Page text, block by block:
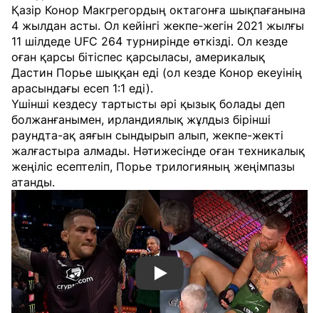
Қазір Конор Макгрегордың октагонға шықпағанына
4 жылдан асты. Ол кейінгі жекпе-жегін 2021 жылғы
11 шілдеде UFC 264 турнирінде өткізді. Ол кезде
оған қарсы бітіспес қарсыласы, америкалық
Дастин Порье шыққан еді (ол кезде Конор екеуінің
арасындағы есеп 1:1 еді).
Үшінші кездесу тартысты әрі қызық болады деп
болжанғанымен, ирландиялық жұлдыз бірінші
раундта-ақ аяғын сындырып алып, жекпе-жекті
жалғастыра алмады. Нәтижесінде оған техникалық
жеңіліс есептеліп, Порье трилогияның жеңімпазы
атанды.
Смотреть видео YouTube